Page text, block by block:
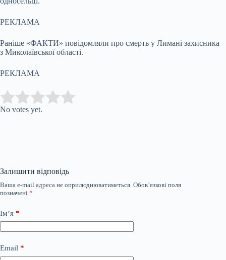
РЕКЛАМА
Раніше «ФАКТИ» повідомляли про смерть у Лимані захисника
з Миколаївської області.
РЕКЛАМА
Rate this item:
No votes yet.
Залишити відповідь
Ваша e-mail адреса не оприлюднюватиметься. Обов’язкові поля
позначені *
Ім’я *
Email *